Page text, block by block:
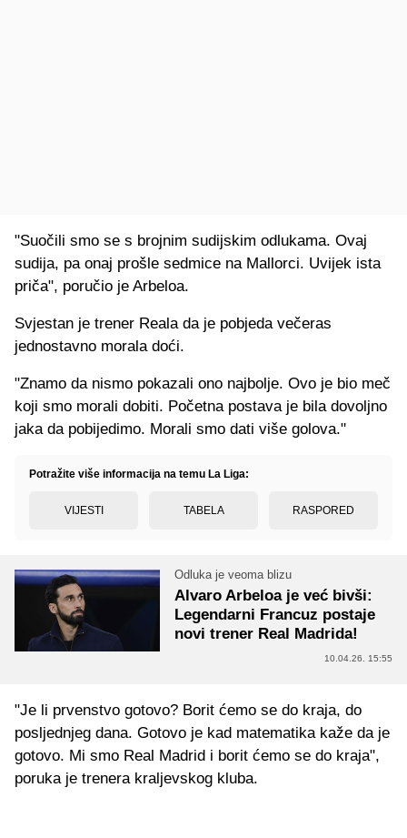
"Suočili smo se s brojnim sudijskim odlukama. Ovaj
sudija, pa onaj prošle sedmice na Mallorci. Uvijek ista
priča", poručio je Arbeloa.
Svjestan je trener Reala da je pobjeda večeras
jednostavno morala doći.
"Znamo da nismo pokazali ono najbolje. Ovo je bio meč
koji smo morali dobiti. Početna postava je bila dovoljno
jaka da pobijedimo. Morali smo dati više golova."
Potražite više informacija na temu La Liga:
VIJESTI TABELA RASPORED
Odluka je veoma blizu
Alvaro Arbeloa je već bivši:
Legendarni Francuz postaje
novi trener Real Madrida!
10.04.26. 15:55
"Je li prvenstvo gotovo? Borit ćemo se do kraja, do
posljednjeg dana. Gotovo je kad matematika kaže da je
gotovo. Mi smo Real Madrid i borit ćemo se do kraja",
poruka je trenera kraljevskog kluba.